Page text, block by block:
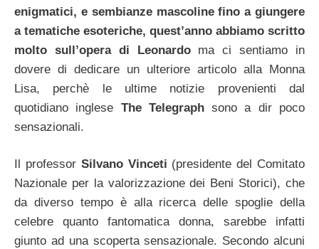
enigmatici, e sembianze mascoline fino a giungere
a tematiche esoteriche, quest’anno abbiamo scritto
molto sull’opera di Leonardoma ci sentiamo in
dovere di dedicare un ulteriore articolo alla Monna
Lisa, perchè le ultime notizie provenienti dal
quotidiano inglese The Telegraphsono a dir poco
sensazionali.
Il professor Silvano Vinceti (presidente del Comitato
Nazionale per la valorizzazione dei Beni Storici), che
da diverso tempo è alla ricerca delle spoglie della
celebre quanto fantomatica donna, sarebbe infatti
giunto ad una scoperta sensazionale. Secondo alcuni